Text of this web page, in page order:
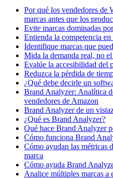
Por qué los vendedores de
marcas antes que los
Evite marcas dominadas
Entienda la competencia
Identifique marcas que
Mida la demanda real, no
Evalúe la accesibilidad del
Reduzca la pérdida de
¿Qué debe decirle un
Brand Analyzer: Analítica
vendedores de Amazon
Brand Analyzer de un
¿Qué es Brand Analyzer?
Qué hace Brand Analyzer
Cómo funciona Brand
Cómo ayudan las métricas
marca
Cómo ayuda Brand
Analice múltiples marcas a